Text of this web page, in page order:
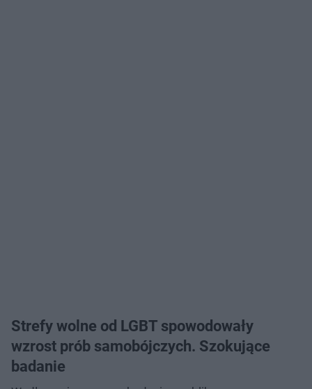
Strefy wolne od LGBT spowodowały
wzrost prób samobójczych. Szokujące
badanie